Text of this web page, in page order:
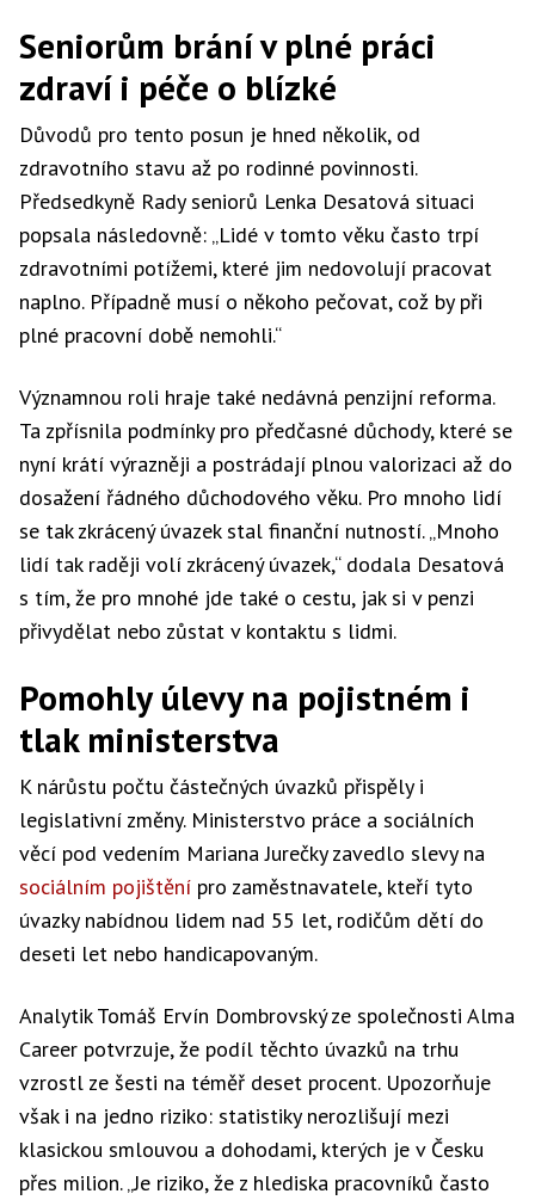
Seniorům brání v plné práci
zdraví i péče o blízké
Důvodů pro tento posun je hned několik, od
zdravotního stavu až po rodinné povinnosti.
Předsedkyně Rady seniorů Lenka Desatová situaci
popsala následovně: „Lidé v tomto věku často trpí
zdravotními potížemi, které jim nedovolují pracovat
naplno. Případně musí o někoho pečovat, což by při
plné pracovní době nemohli.“
Významnou roli hraje také nedávná penzijní reforma.
Ta zpřísnila podmínky pro předčasné důchody, které se
nyní krátí výrazněji a postrádají plnou valorizaci až do
dosažení řádného důchodového věku. Pro mnoho lidí
se tak zkrácený úvazek stal finanční nutností. „Mnoho
lidí tak raději volí zkrácený úvazek,“ dodala Desatová
s tím, že pro mnohé jde také o cestu, jak si v penzi
přivydělat nebo zůstat v kontaktu s lidmi.
Pomohly úlevy na pojistném i
tlak ministerstva
K nárůstu počtu částečných úvazků přispěly i
legislativní změny. Ministerstvo práce a sociálních
věcí pod vedením Mariana Jurečky zavedlo slevy na
sociálním pojištění pro zaměstnavatele, kteří tyto
úvazky nabídnou lidem nad 55 let, rodičům dětí do
deseti let nebo handicapovaným.
Analytik Tomáš Ervín Dombrovský ze společnosti Alma
Career potvrzuje, že podíl těchto úvazků na trhu
vzrostl ze šesti na téměř deset procent. Upozorňuje
však i na jedno riziko: statistiky nerozlišují mezi
klasickou smlouvou a dohodami, kterých je v Česku
přes milion. „Je riziko, že z hlediska pracovníků často